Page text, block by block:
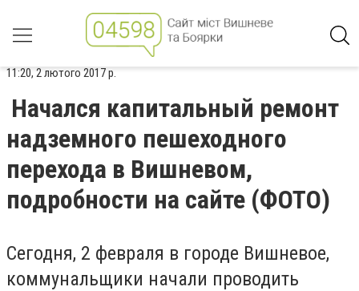
11:20, 2 лютого 2017 р.
Начался капитальный ремонт
надземного пешеходного
перехода в Вишневом,
подробности на сайте (ФОТО)
Сегодня, 2 февраля в городе Вишневое,
коммунальщики начали проводить